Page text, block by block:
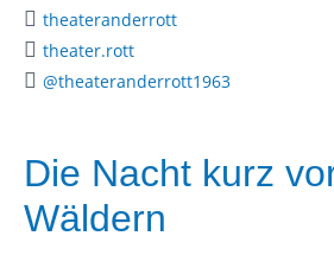
theateranderrott
theater.rott
@theateranderrott1963
Die Nacht kurz
Wäldern